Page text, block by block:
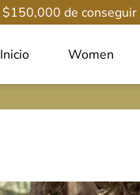
$150,000 de
Inicio Women